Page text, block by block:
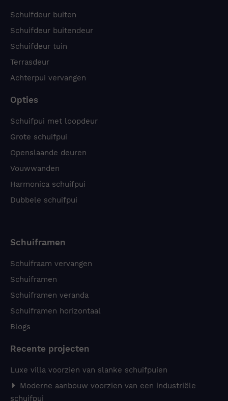
Schuifdeur buiten
Schuifdeur buitendeur
Schuifdeur tuin
Terrasdeur
Achterpui vervangen
Opties
Schuifpui met loopdeur
Grote schuifpui
Openslaande deuren
Vouwwanden
Harmonica schuifpui
Dubbele schuifpui
Schuiframen
Schuifraam vervangen
Schuiframen
Schuiframen veranda
Schuiframen horizontaal
Blogs
Recente projecten
Luxe villa voorzien van slanke schuifpuien
Moderne aanbouw voorzien van een industriële
schuifpui